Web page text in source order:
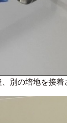
別の培地を接